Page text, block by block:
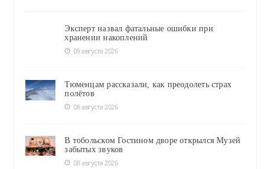
Эксперт назвал фатальные ошибки при
хранении накоплений
09 августа 2026
Тюменцам рассказали, как преодолеть страх
полётов
08 августа 2026
В тобольском Гостином дворе открылся Музей
забытых звуков
08 августа 2026